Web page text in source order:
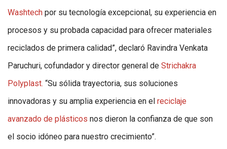
Washtech por su tecnología excepcional, su experiencia en
procesos y su probada capacidad para ofrecer materiales
reciclados de primera calidad”, declaró Ravindra Venkata
Paruchuri, cofundador y director general de Strichakra
Polyplast. “Su sólida trayectoria, sus soluciones
innovadoras y su amplia experiencia en el reciclaje
avanzado de plásticos nos dieron la confianza de que son
el socio idóneo para nuestro crecimiento”.